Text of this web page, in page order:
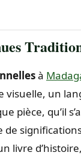
à
un
pièce, qu’il
de
livre